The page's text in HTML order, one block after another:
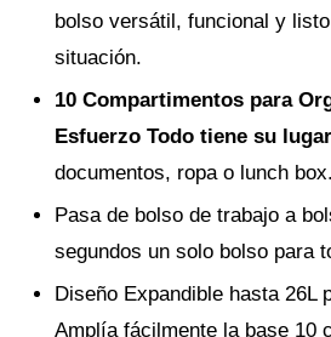
bolso versátil, funcional y
situación.
10 Compartimentos para
Esfuerzo Todo tiene su lugar
documentos, ropa o lunch box.
Pasa de bolso de trabajo a
segundos un solo bolso para
Diseño Expandible hasta 26L
Amplía fácilmente la base 10